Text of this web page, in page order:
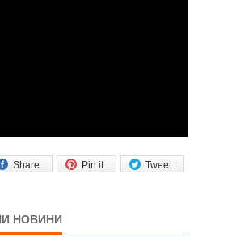
Tweet
Pin it
Share
НОВИНИ